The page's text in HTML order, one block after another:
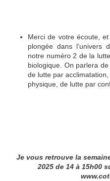
Merci de votre écoute,
plongée dans l’univers
notre numéro 2 de la
biologique. On parlera
de lutte par
physique, de lutte par
Je vous retrouve la
2025 de 14 à 15h00